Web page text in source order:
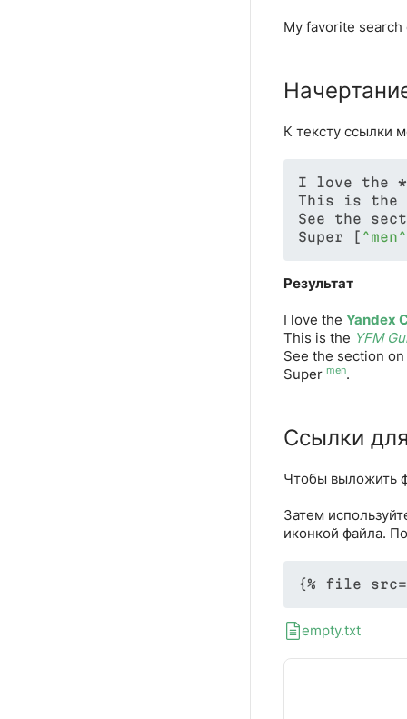
My favorite
К тексту ссылки
I love the
This is the
See the
Super [ ^men^
Результат
I love the Yandex
This is the YFM
See the section on
Super men.
Ссылки
Чтобы выложить
Затем
иконкой файла.
empty.txt